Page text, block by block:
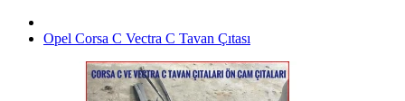
Opel Corsa C Vectra C Tavan Çıtası